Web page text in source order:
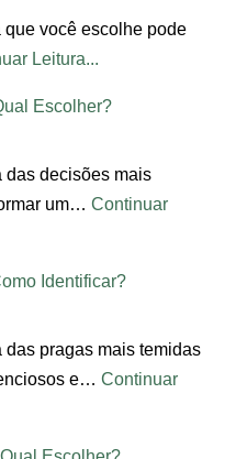
você escolhe pode
Leitura...
Escolher?
das decisões mais
um… Continuar
Identificar?
pragas mais temidas
e… Continuar